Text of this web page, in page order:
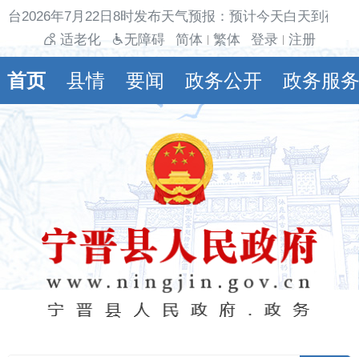
2026年7月22日8时发布天气预报：预计今天白天到夜
适老化
无障碍 简体 繁体 登录 注册
首页 县情 要闻 政务公开 政务服务